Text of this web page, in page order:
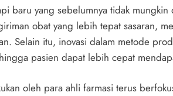
baru yang sebelumnya tidak
obat yang lebih tepat sasaran,
Selain itu, inovasi dalam metode
pasien dapat lebih cepat
oleh para ahli farmasi terus